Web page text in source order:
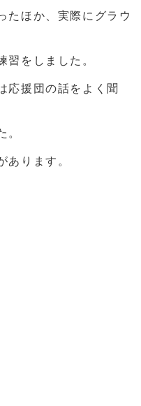
たほか、実際にグラウ
習をしました。
応援団の話をよく聞
。
あります。